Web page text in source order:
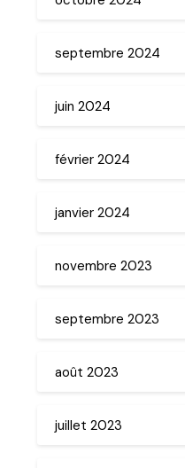
septembre 2024
juin 2024
février 2024
janvier 2024
novembre 2023
septembre 2023
août 2023
juillet 2023